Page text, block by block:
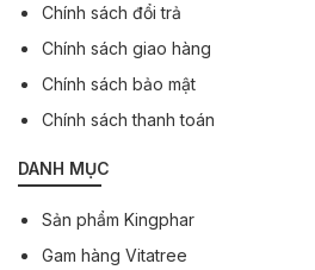
Chính sách đổi trả
Chính sách giao hàng
Chính sách bảo mật
Chính sách thanh toán
DANH MỤC
Sản phẩm Kingphar
Gam hàng Vitatree